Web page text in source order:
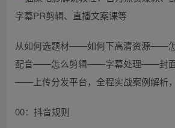
从如何选题材——如何下高清资源——
配音——怎么剪辑——字幕处理——封
——上传分发平台，全程实战案例解析
00：抖音规则